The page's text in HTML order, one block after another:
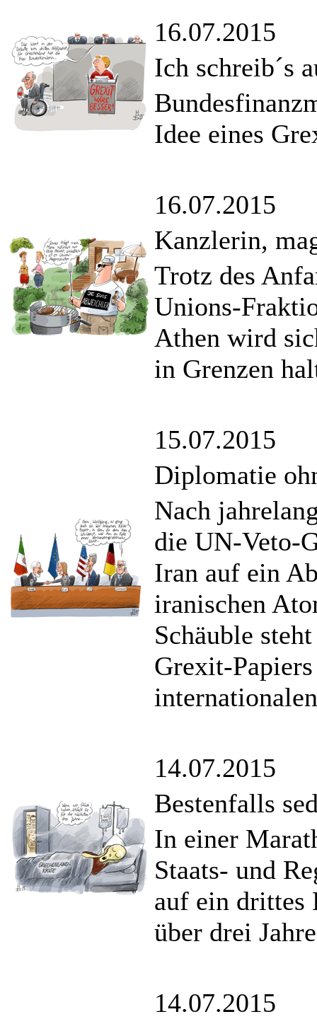
16.07.2015
Ich schreib´s
Idee eines
16.07.2015
Kanzlerin,
Trotz des
Unions-
Athen wird
in Grenzen
15.07.2015
Diplomatie
Nach
die UN-Veto-
Iran auf ein
iranischen
Schäuble
Grexit-
14.07.2015
Bestenfalls
In einer
Staats- und
auf ein drittes
über drei
14.07.2015